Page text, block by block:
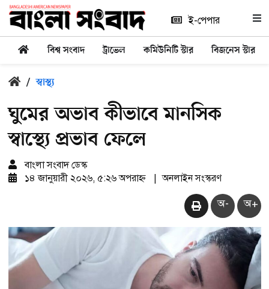
ই-পেপার
বিশ্ব সংবাদ ট্রাভেল কমিউনিটি স্টার বিজনেস স্টার
/ স্বাস্থ্য
ঘুমের অভাব কীভাবে মানসিক
স্বাস্থ্যে প্রভাব ফেলে
বাংলা সংবাদ ডেস্ক
১৪ জানুয়ারী ২০২৬, ৫:২৬ অপরাহ্ন
অনলাইন সংস্করণ
অ- অ+